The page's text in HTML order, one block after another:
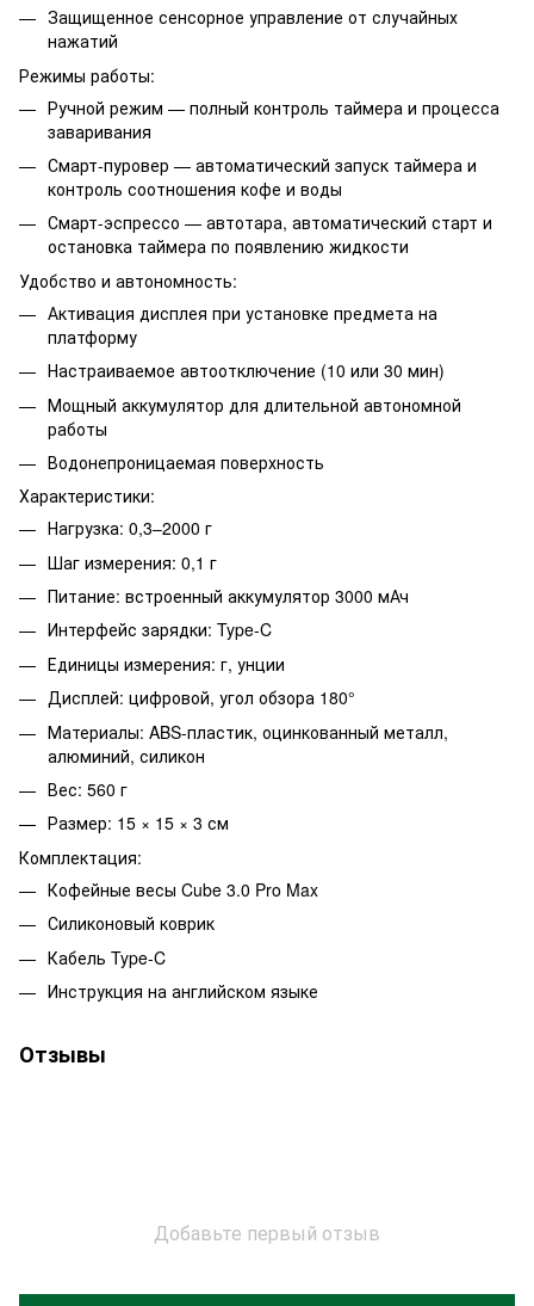
Защищенное сенсорное управление от случайных
нажатий
Режимы работы:
Ручной режим — полный контроль таймера и процесса
заваривания
Смарт-пуровер — автоматический запуск таймера и
контроль соотношения кофе и воды
Смарт-эспрессо — автотара, автоматический старт и
остановка таймера по появлению жидкости
Удобство и автономность:
Активация дисплея при установке предмета на
платформу
Настраиваемое автоотключение (10 или 30 мин)
Мощный аккумулятор для длительной автономной
работы
Водонепроницаемая поверхность
Характеристики:
Нагрузка: 0,3–2000 г
Шаг измерения: 0,1 г
Питание: встроенный аккумулятор 3000 мАч
Интерфейс зарядки: Type-C
Единицы измерения: г, унции
Дисплей: цифровой, угол обзора 180°
Материалы: ABS-пластик, оцинкованный металл,
алюминий, силикон
Вес: 560 г
Размер: 15 × 15 × 3 см
Комплектация:
Кофейные весы Cube 3.0 Pro Max
Силиконовый коврик
Кабель Type-C
Инструкция на английском языке
Отзывы
Добавьте первый отзыв